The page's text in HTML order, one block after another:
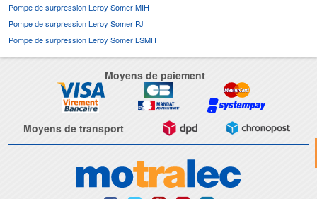
Pompe de surpression Leroy Somer MIH
Pompe de surpression Leroy Somer PJ
Pompe de surpression Leroy Somer LSMH
Moyens de paiement
Moyens de transport